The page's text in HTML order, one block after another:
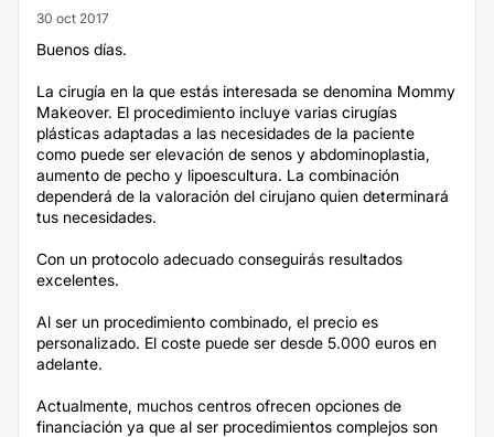
30 oct 2017
Buenos días.
La cirugía en la que estás interesada se denomina Mommy
Makeover. El procedimiento incluye varias cirugías
plásticas adaptadas a las necesidades de la paciente
como puede ser elevación de senos y abdominoplastia,
aumento de pecho y lipoescultura. La combinación
dependerá de la valoración del cirujano quien determinará
tus necesidades.
Con un protocolo adecuado conseguirás resultados
excelentes.
Al ser un procedimiento combinado, el precio es
personalizado. El coste puede ser desde 5.000 euros en
adelante.
Actualmente, muchos centros ofrecen opciones de
financiación ya que al ser procedimientos complejos son